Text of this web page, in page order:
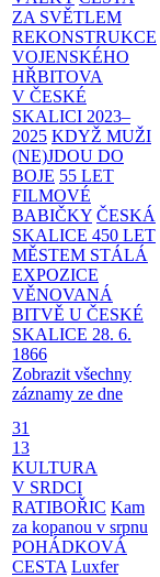
ZA SVĚTLEM
REKONSTRUKCE
VOJENSKÉHO
HŘBITOVA
V ČESKÉ
SKALICI 2023–
2025 KDYŽ MUŽI
(NE)JDOU DO
BOJE 55 LET
FILMOVÉ
BABIČKY ČESKÁ
SKALICE 450 LET
MĚSTEM STÁLÁ
EXPOZICE
VĚNOVANÁ
BITVĚ U ČESKÉ
SKALICE 28. 6.
1866
Zobrazit všechny
záznamy ze dne
31
13
KULTURA
V SRDCI
RATIBOŘIC Kam
za kopanou v srpnu
POHÁDKOVÁ
CESTA Luxfer